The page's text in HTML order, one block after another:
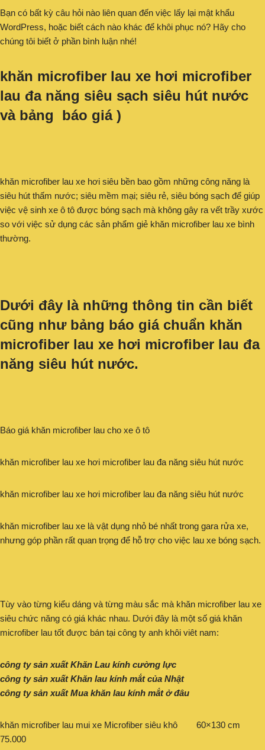
Bạn có bất kỳ câu hỏi nào liên quan đến việc lấy lại mật khẩu
WordPress, hoặc biết cách nào khác để khôi phục nó? Hãy cho
chúng tôi biết ở phần bình luận nhé!
khăn microfiber lau xe hơi microfiber
lau đa năng siêu sạch siêu hút nước
và bảng báo giá )
khăn microfiber lau xe hơi siêu bền bao gồm những công năng là
siêu hút thấm nước; siêu mềm mại; siêu rẻ, siêu bóng sạch để giúp
việc vệ sinh xe ô tô được bóng sạch mà không gây ra vết trầy xước
so với việc sử dụng các sản phẩm giẻ khăn microfiber lau xe bình
thường.
Dưới đây là những thông tin cần biết
cũng như bảng báo giá chuẩn khăn
microfiber lau xe hơi microfiber lau đa
năng siêu hút nước.
Báo giá khăn microfiber lau cho xe ô tô
khăn microfiber lau xe hơi microfiber lau đa năng siêu hút nước
khăn microfiber lau xe hơi microfiber lau đa năng siêu hút nước
khăn microfiber lau xe là vật dụng nhỏ bé nhất trong gara rửa xe,
nhưng góp phần rất quan trọng để hỗ trợ cho việc lau xe bóng sạch.
Tùy vào từng kiểu dáng và từng màu sắc mà khăn microfiber lau xe
siêu chức năng có giá khác nhau. Dưới đây là một số giá khăn
microfiber lau tốt được bán tại công ty anh khôi viêt nam:
công ty sản xuất Khăn Lau kính cường lực
công ty sản xuất Khăn lau kính mắt của Nhật
công ty sản xuất Mua khăn lau kính mắt ở đâu
khăn microfiber lau mui xe Microfiber siêu khô 60×130 cm
75.000